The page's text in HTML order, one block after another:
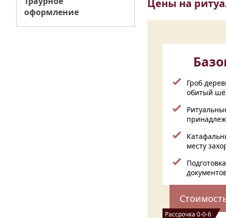
оформление
Цены на
Гроб
обитый
месту
Рассрочка 0-0-6